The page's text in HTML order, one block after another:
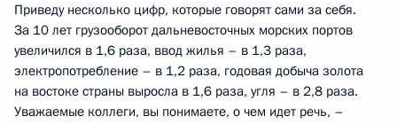
Приведу несколько цифр, которые говорят сами за себя.
За 10 лет грузооборот дальневосточных морских портов
увеличился в 1,6 раза, ввод жилья – в 1,3 раза,
электропотребление – в 1,2 раза, годовая добыча золота
на востоке страны выросла в 1,6 раза, угля – в 2,8 раза.
Уважаемые коллеги, вы понимаете, о чем идет речь, –